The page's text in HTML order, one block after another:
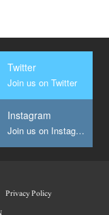
Twitter
Join us on Twitter
Instagram
Join us on Instagram
Privacy Policy